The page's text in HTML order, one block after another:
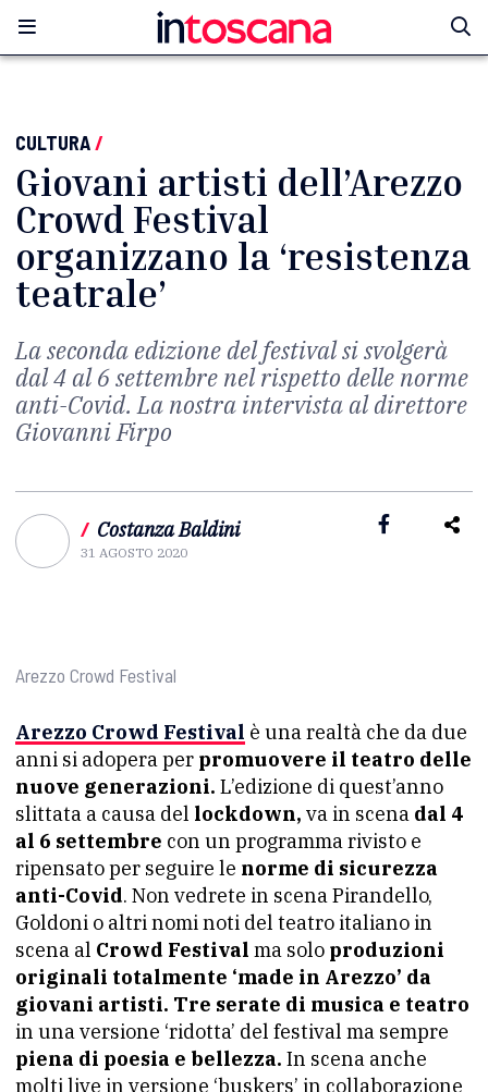
CULTURA/
Giovani artisti dell’Arezzo
Crowd Festival
organizzano la ‘resistenza
teatrale’
La seconda edizione del festival si svolgerà
dal 4 al 6 settembre nel rispetto delle norme
anti-Covid. La nostra intervista al direttore
Giovanni Firpo
/ Costanza Baldini
31 AGOSTO 2020
Arezzo Crowd Festival
Arezzo Crowd Festival è una realtà che da due
anni si adopera per promuovere il teatro delle
nuove generazioni. L’edizione di quest’anno
slittata a causa del lockdown, va in scena dal 4
al 6 settembre con un programma rivisto e
ripensato per seguire le norme di sicurezza
anti-Covid. Non vedrete in scena Pirandello,
Goldoni o altri nomi noti del teatro italiano in
scena al Crowd Festival ma solo produzioni
originali totalmente ‘made in Arezzo’ da
giovani artisti. Tre serate di musica e teatro
in una versione ‘ridotta’ del festival ma sempre
piena di poesia e bellezza. In scena anche
molti live in versione ‘buskers’ in collaborazione